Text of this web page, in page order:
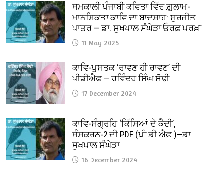
ਸਮਕਾਲੀ ਪੰਜਾਬੀ ਕਵਿਤਾ ਵਿੱਚ ਗ਼ੁਲਾਮ-
ਮਾਨਸਿਕਤਾ ਕਾਵਿ ਦਾ ਬਾਦਸ਼ਾਹ: ਸੁਰਜੀਤ
ਪਾਤਰ — ਡਾ. ਸੁਖਪਾਲ ਸੰਘੇੜਾ ਓਰਫ਼ ਪਰਖ਼ਾ
11 May 2025
ਕਾਵਿ-ਪੁਸਤਕ ‘ਰਾਵਣ ਹੀ ਰਾਵਣ’ ਦੀ
ਪੀਡੀਐਫ — ਰਵਿੰਦਰ ਸਿੰਘ ਸੋਢੀ
17 December 2024
ਕਾਵਿ-ਸੰਗ੍ਰਹਿ ‘ਕਿੱਸਿਆਂ ਦੇ ਕੈਦੀ’,
ਸੰਸਕਰਨ-2 ਦੀ PDF (ਪੀ.ਡੀ.ਐਫ਼.)—ਡਾ.
ਸੁਖਪਾਲ ਸੰਘੇੜਾ
16 December 2024